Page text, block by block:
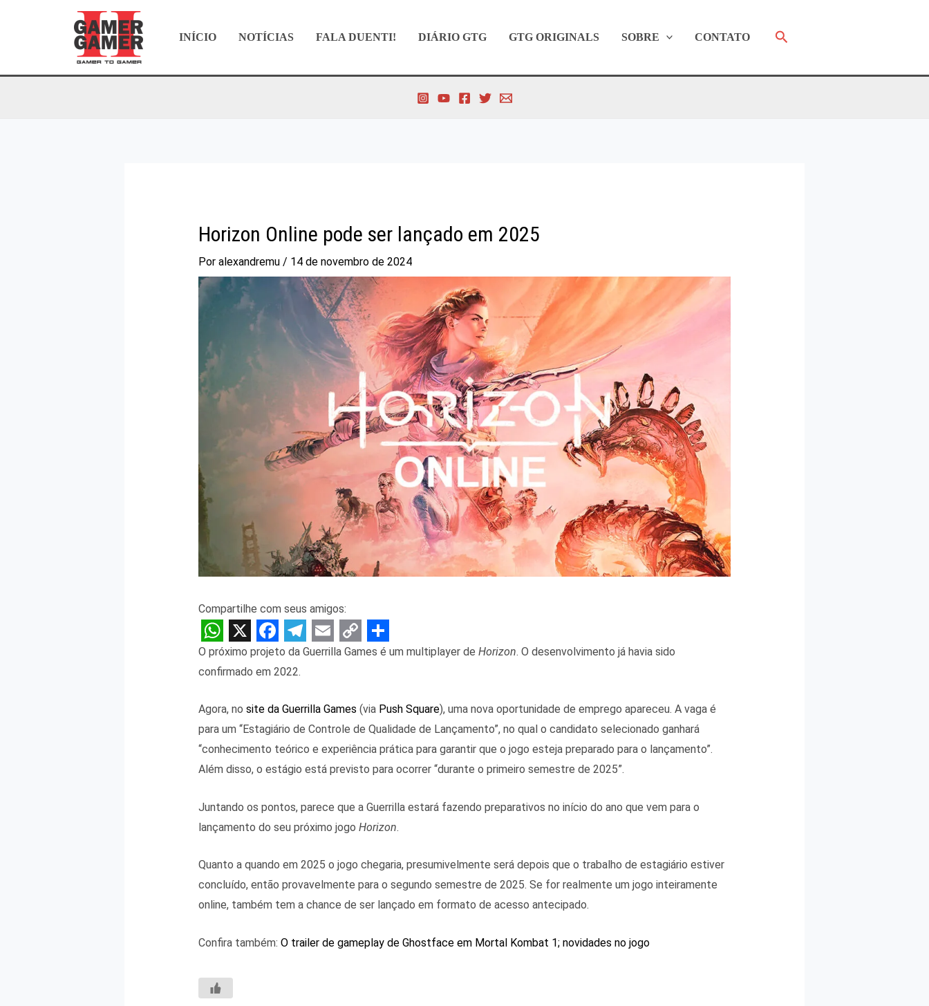
INÍCIO NOTÍCIAS FALA DUENTI! DIÁRIO GTG GTG ORIGINALS SOBRE CONTATO Pesquisar
Horizon Online pode ser lançado em 2025
Por alexandremu / 14 de novembro de 2024
Compartilhe com seus amigos:
W
h
t
s
A
p
X F
a
e
b
o
k
T
e
e
g
r
m
E
i
l
C
y
L
i
k
S
r
e
O próximo projeto da Guerrilla Games é um multiplayer de Horizon. O desenvolvimento já havia sido
confirmado em 2022.
Agora, no site da Guerrilla Games (via Push Square), uma nova oportunidade de emprego apareceu. A vaga é
para um “Estagiário de Controle de Qualidade de Lançamento”, no qual o candidato selecionado ganhará
“conhecimento teórico e experiência prática para garantir que o jogo esteja preparado para o lançamento”.
Além disso, o estágio está previsto para ocorrer “durante o primeiro semestre de 2025”.
Juntando os pontos, parece que a Guerrilla estará fazendo preparativos no início do ano que vem para o
lançamento do seu próximo jogo Horizon.
Quanto a quando em 2025 o jogo chegaria, presumivelmente será depois que o trabalho de estagiário estiver
concluído, então provavelmente para o segundo semestre de 2025. Se for realmente um jogo inteiramente
online, também tem a chance de ser lançado em formato de acesso antecipado.
Confira também: O trailer de gameplay de Ghostface em Mortal Kombat 1; novidades no jogo